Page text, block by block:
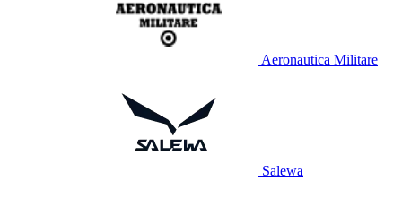
Aeronautica Militare
Salewa